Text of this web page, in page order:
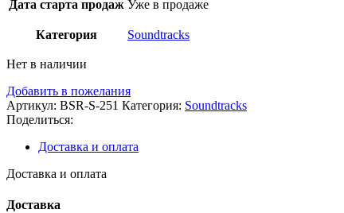
Дата старта продаж Уже в продаже
Категория Soundtracks
Нет в наличии
Добавить в пожелания
Артикул: BSR-S-251 Категория: Soundtracks
Поделиться:
Доставка и оплата
Доставка и оплата
Доставка